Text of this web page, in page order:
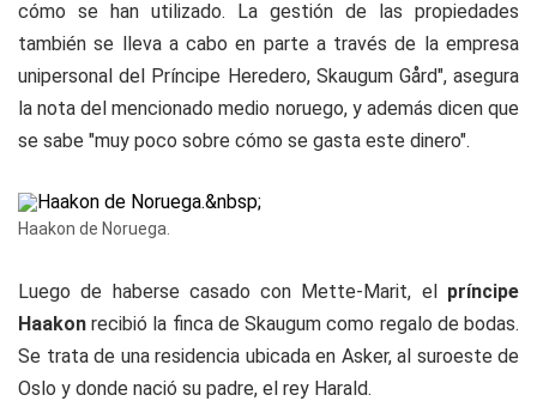
cómo se han utilizado. La gestión de las propiedades
también se lleva a cabo en parte a través de la empresa
unipersonal del Príncipe Heredero, Skaugum Gård", asegura
la nota del mencionado medio noruego, y además dicen que
se sabe "muy poco sobre cómo se gasta este dinero".
Haakon de Noruega.
Luego de haberse casado con Mette-Marit, el príncipe
Haakon recibió la finca de Skaugum como regalo de bodas.
Se trata de una residencia ubicada en Asker, al suroeste de
Oslo y donde nació su padre, el rey Harald.